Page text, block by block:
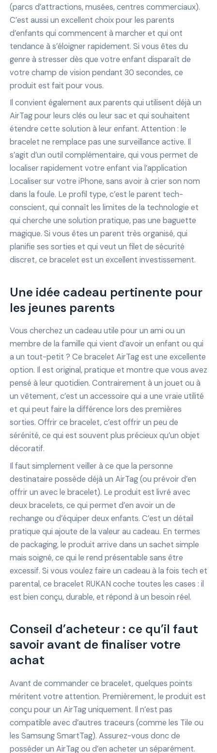
(parcs d’attractions, musées, centres commerciaux).
C’est aussi un excellent choix pour les parents
d’enfants qui commencent à marcher et qui ont
tendance à s’éloigner rapidement. Si vous êtes du
genre à stresser dès que votre enfant disparaît de
votre champ de vision pendant 30 secondes, ce
produit est fait pour vous.
Il convient également aux parents qui utilisent déjà un
AirTag pour leurs clés ou leur sac et qui souhaitent
étendre cette solution à leur enfant. Attention : le
bracelet ne remplace pas une surveillance active. Il
s’agit d’un outil complémentaire, qui vous permet de
localiser rapidement votre enfant via l’application
Localiser sur votre iPhone, sans avoir à crier son nom
dans la foule. Le profil type, c’est le parent tech-
conscient, qui connaît les limites de la technologie et
qui cherche une solution pratique, pas une baguette
magique. Si vous êtes un parent très organisé, qui
planifie ses sorties et qui veut un filet de sécurité
discret, ce bracelet est un excellent investissement.
Une idée cadeau pertinente pour
les jeunes parents
Vous cherchez un cadeau utile pour un ami ou un
membre de la famille qui vient d’avoir un enfant ou qui
a un tout-petit ? Ce bracelet AirTag est une excellente
option. Il est original, pratique et montre que vous avez
pensé à leur quotidien. Contrairement à un jouet ou à
un vêtement, c’est un accessoire qui a une vraie utilité
et qui peut faire la différence lors des premières
sorties. Offrir ce bracelet, c’est offrir un peu de
sérénité, ce qui est souvent plus précieux qu’un objet
décoratif.
Il faut simplement veiller à ce que la personne
destinataire possède déjà un AirTag (ou prévoir d’en
offrir un avec le bracelet). Le produit est livré avec
deux bracelets, ce qui permet d’en avoir un de
rechange ou d’équiper deux enfants. C’est un détail
pratique qui ajoute de la valeur au cadeau. En termes
de packaging, le produit arrive dans un sachet simple
mais soigné, ce qui le rend présentable sans être
excessif. Si vous voulez faire un cadeau à la fois tech et
parental, ce bracelet RUKAN coche toutes les cases : il
est bien conçu, durable, et répond à un besoin réel.
Conseil d’acheteur : ce qu’il faut
savoir avant de finaliser votre
achat
Avant de commander ce bracelet, quelques points
méritent votre attention. Premièrement, le produit est
conçu pour un AirTag uniquement. Il n’est pas
compatible avec d’autres traceurs (comme les Tile ou
les Samsung SmartTag). Assurez-vous donc de
posséder un AirTag ou d’en acheter un séparément.